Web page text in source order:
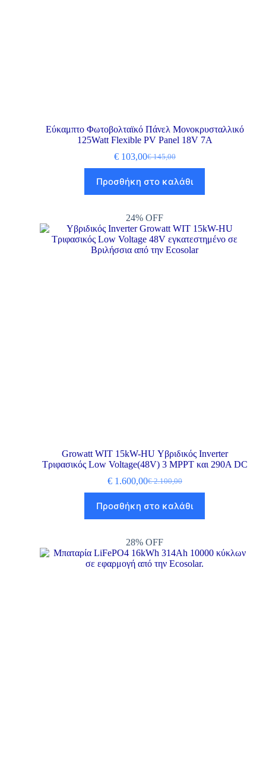
Εύκαμπτο Φωτοβολταϊκό Πάνελ Μονοκρυσταλλικό
125Watt Flexible PV Panel 18V 7A
€145,00
€103,00
Προσθήκη στο καλάθι
24% OFF
Growatt WIT 15kW-HU Υβριδικός Inverter
Τριφασικός Low Voltage(48V) 3 MPPT και 290A DC
€2.100,00
€1.600,00
Προσθήκη στο καλάθι
28% OFF